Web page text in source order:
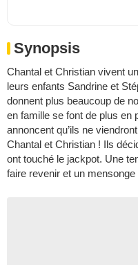
Synopsis
Chantal et Christian vivent
leurs enfants Sandrine et
donnent plus beaucoup de
en famille se font de plus en
annoncent qu’ils ne
Chantal et Christian ! Ils
ont touché le jackpot. Une
faire revenir et un